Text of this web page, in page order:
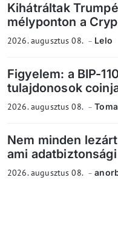
Kihátráltak
mélyponton a
2026. augusztus 08. Lelo
Figyelem: a BIP-
tulajdonosok
2026. augusztus 08.
Nem minden
ami
2026. augusztus 08.